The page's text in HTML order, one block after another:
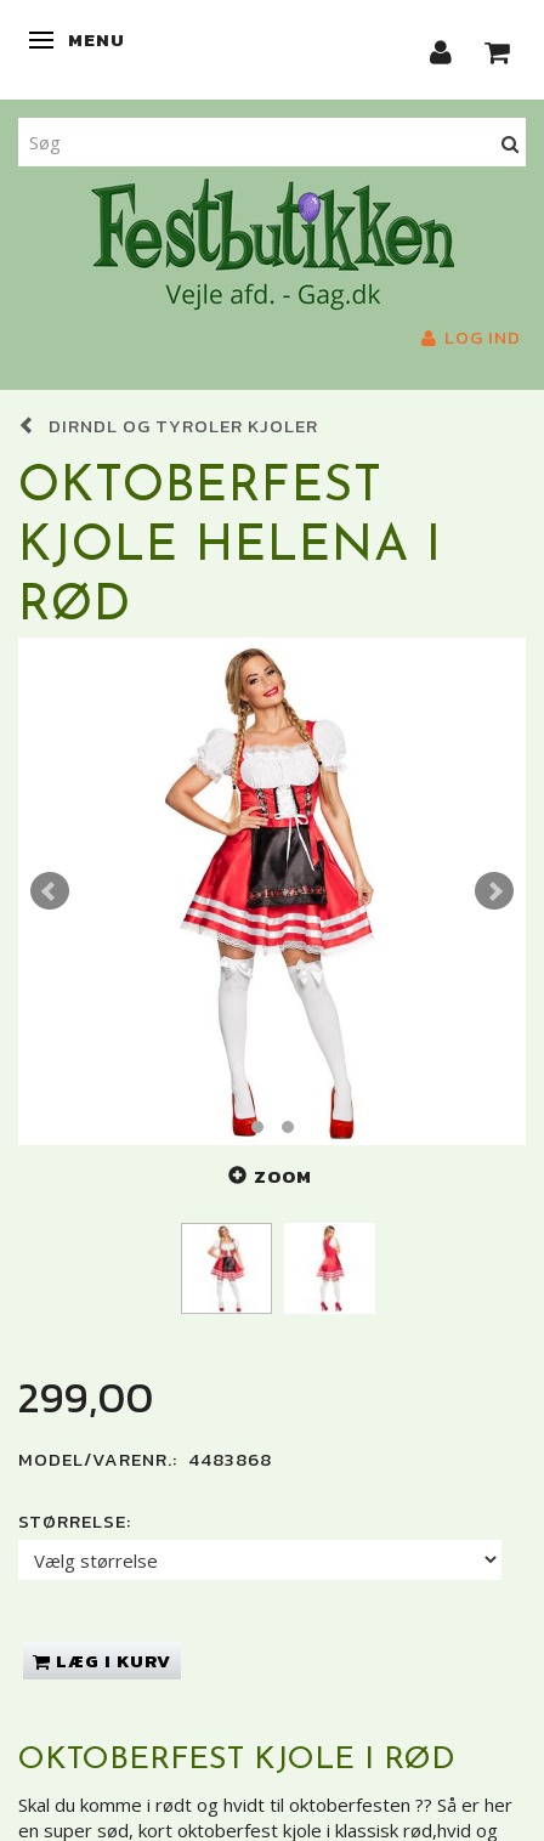
SKIFTE NAVIGATION
MENU
LOG IND
DIRNDL OG TYROLER KJOLER
OKTOBERFEST
KJOLE HELENA I
RØD
ZOOM
299,00
MODEL/VARENR.: 4483868
STØRRELSE:
LÆG I KURV
OKTOBERFEST KJOLE I RØD
Skal du komme i rødt og hvidt til oktoberfesten ?? Så er her
en super sød, kort oktoberfest kjole i klassisk rød,hvid og